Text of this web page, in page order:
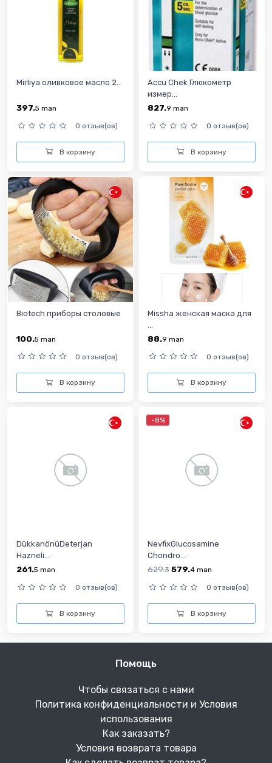
Mirliya оливковое масло 2...
397.5 man
0 отзыв(ов)
В корзину
Accu Chek Глюкометр
измер...
827.9 man
0 отзыв(ов)
В корзину
Biotech приборы столовые
100.5 man
0 отзыв(ов)
В корзину
Missha женская маска для
88.9 man
0 отзыв(ов)
В корзину
DükkanönüDeterjan
Hazneli...
261.5 man
0 отзыв(ов)
В корзину
-8%
NevfixGlucosamine
Chondro...
629.3 579.4 man
0 отзыв(ов)
В корзину
Помощь
Чтобы связаться с нами
Политика конфиденциальности и Условия
использования
Как заказать?
Условия возврата товара